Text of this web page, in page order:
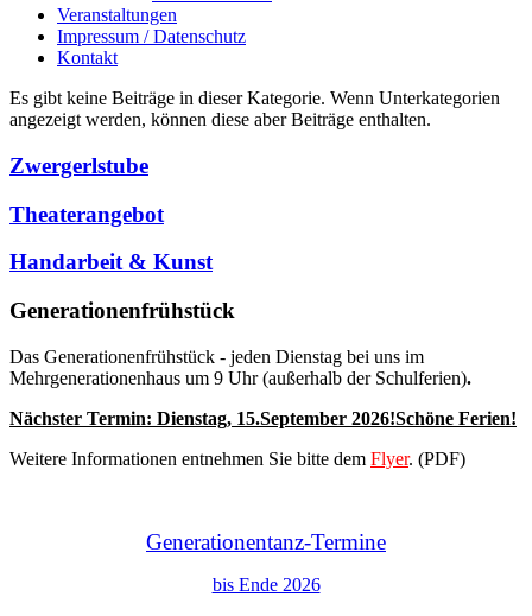
Veranstaltungen
Impressum / Datenschutz
Kontakt
Es gibt keine Beiträge in dieser Kategorie. Wenn Unterkategorien
angezeigt werden, können diese aber Beiträge enthalten.
Zwergerlstube
Theaterangebot
Handarbeit & Kunst
Generationenfrühstück
Das Generationenfrühstück - jeden Dienstag bei uns im
Mehrgenerationenhaus um 9 Uhr (außerhalb der Schulferien).
Nächster Termin: Dienstag, 15.September 2026!Schöne Ferien!
Weitere Informationen entnehmen Sie bitte dem Flyer. (PDF)
Generationentanz-Termine
bis Ende 2026